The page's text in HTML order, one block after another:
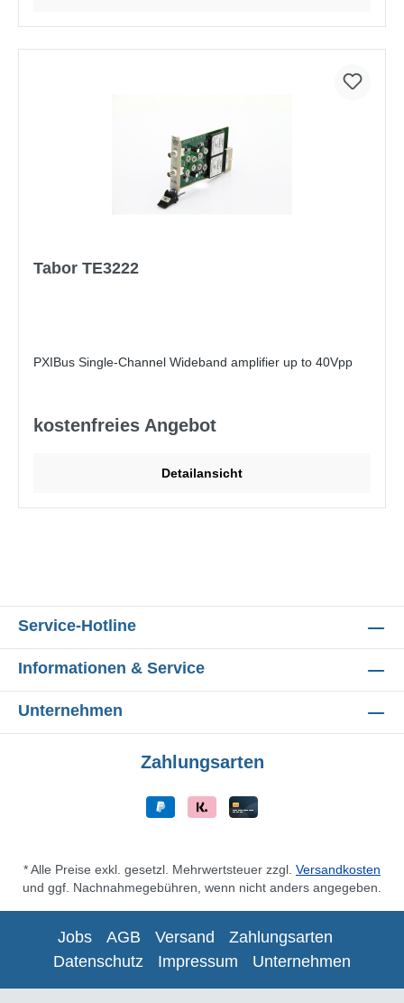
Tabor TE3222
PXIBus Single-Channel Wideband amplifier up to 40Vpp
kostenfreies Angebot
Detailansicht
Service-Hotline
Informationen & Service
Unternehmen
Zahlungsarten
* Alle Preise exkl. gesetzl. Mehrwertsteuer zzgl. Versandkosten
und ggf. Nachnahmegebühren, wenn nicht anders angegeben.
Jobs AGB Versand
Zahlungsarten
Datenschutz
Impressum Unternehmen